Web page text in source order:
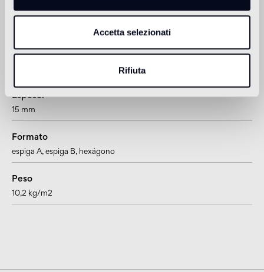
Accetta selezionati
Rifiuta
1
Información sobre el producto
Espesor
15 mm
Formato
espiga A, espiga B, hexágono
Peso
10,2 kg/m2